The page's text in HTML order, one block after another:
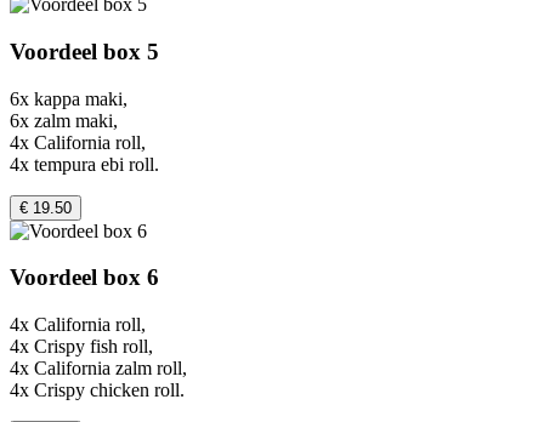
Voordeel box 5
6x kappa maki,
6x zalm maki,
4x California roll,
4x tempura ebi roll.
€ 19.50
Voordeel box 6
4x California roll,
4x Crispy fish roll,
4x California zalm roll,
4x Crispy chicken roll.